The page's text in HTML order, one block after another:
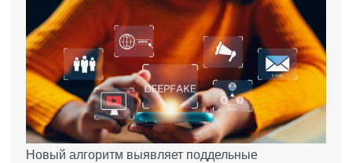
Новый алгоритм выявляет поддельные